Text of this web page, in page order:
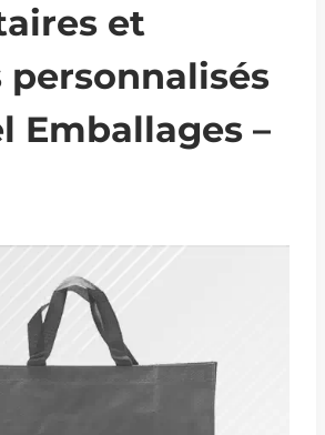
et
personnalisés
Emballages –